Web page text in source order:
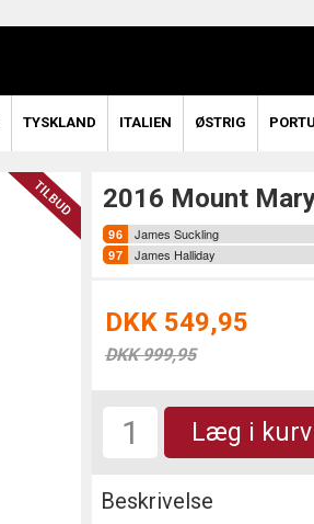
TYSKLAND ITALIEN ØSTRIG
2016 Mount
James Suckling
James Halliday
DKK 549,95
DKK 999,95
Læg i kurv
Beskrivelse